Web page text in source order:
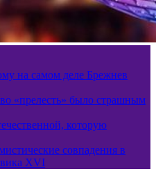
на самом деле Брежнев
«прелесть» было страшным
которую
совпадения в
XVI